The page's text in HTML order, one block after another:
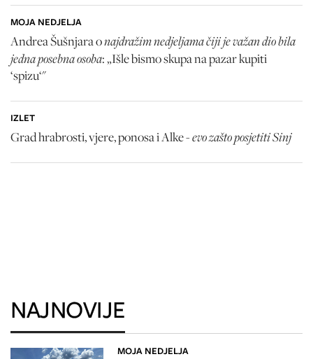
MOJA NEDJELJA
Andrea Šušnjara onajdražim nedjeljama čiji je važan dio bila
jedna posebna osoba: „Išle bismo skupa na pazar kupiti
‘spizu‘"
IZLET
Grad hrabrosti, vjere, ponosa i Alke -evo zašto posjetiti Sinj
NAJNOVIJE
MOJA NEDJELJA